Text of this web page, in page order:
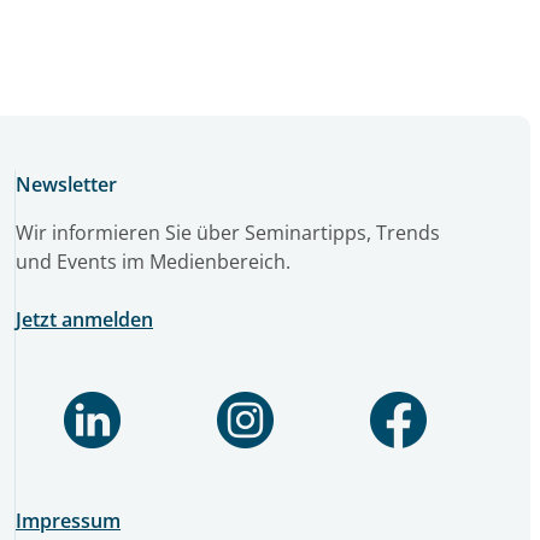
Newsletter
Wir informieren Sie über Seminartipps, Trends
und Events im Medienbereich.
Jetzt anmelden
Impressum